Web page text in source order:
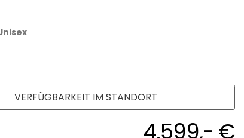
4.599,- €
VERFÜGBARKEIT IM STANDORT